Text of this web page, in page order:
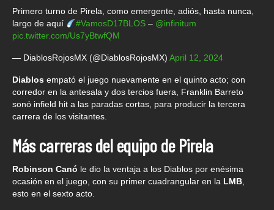
Primero turno de Pirela, como emergente, adiós, hasta nunca,
largo de aquí
#VamosD17BLOS– @infinitum
pic.twitter.com/Us7yBtwfQM
— DiablosRojosMX (@DiablosRojosMX) April 12, 2024
Diablos empató el juego nuevamente en el quinto acto; con
corredor en la antesala y dos tercios fuera, Franklin Barreto
sonó infield hit a las paradas cortas, para producir la tercera
carrera de los visitantes.
Más carreras del equipo de Pirela
Robinson Canó le dio la ventaja a los Diablos por enésima
ocasión en el juego, con su primer cuadrangular en la LMB,
esto en el sexto acto.